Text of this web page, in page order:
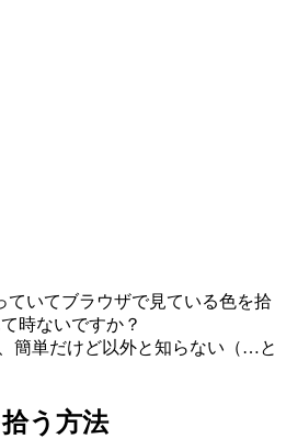
ていてブラウザで見ている色を拾
時ないですか？
簡単だけど以外と知らない（…と
う方法